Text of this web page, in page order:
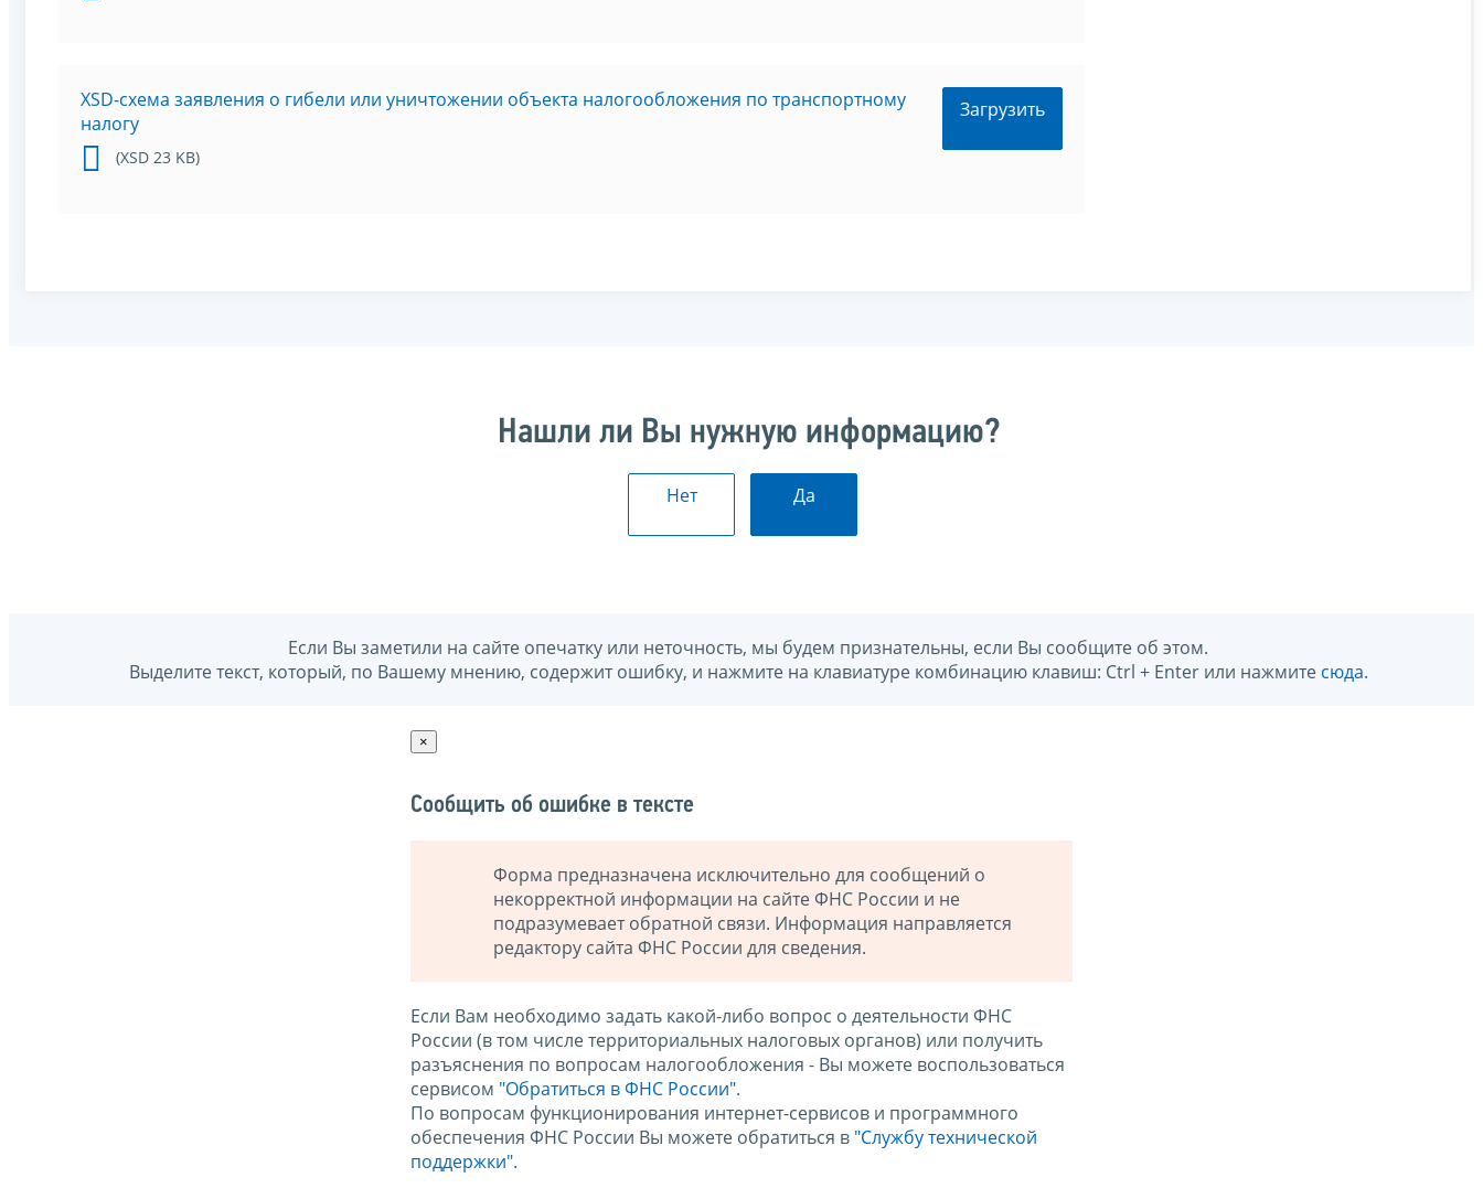
XSD-схема заявления о гибели или уничтожении объекта налогообложения по транспортному
налогу
(XSD 23 KB)
Загрузить
Нашли ли Вы нужную информацию?
Нет Да
Если Вы заметили на сайте опечатку или неточность, мы будем признательны, если Вы сообщите об этом.
Выделите текст, который, по Вашему мнению, содержит ошибку, и нажмите на клавиатуре комбинацию клавиш: Ctrl + Enter или нажмите сюда.
×
Сообщить об ошибке в тексте
Форма предназначена исключительно для сообщений о
некорректной информации на сайте ФНС России и не
подразумевает обратной связи. Информация направляется
редактору сайта ФНС России для сведения.
Если Вам необходимо задать какой-либо вопрос о деятельности ФНС
России (в том числе территориальных налоговых органов) или получить
разъяснения по вопросам налогообложения - Вы можете воспользоваться
сервисом "Обратиться в ФНС России".
По вопросам функционирования интернет-сервисов и программного
обеспечения ФНС России Вы можете обратиться в "Службу технической
поддержки".